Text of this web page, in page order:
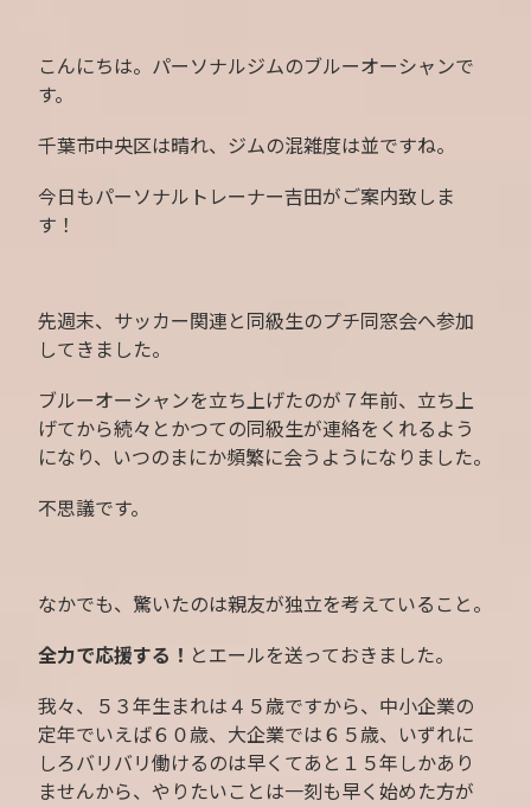
こんにちは。パーソナルジムのブルーオーシャンで
す。
千葉市中央区は晴れ、ジムの混雑度は並ですね。
今日もパーソナルトレーナー吉田がご案内致しま
す！
先週末、サッカー関連と同級生のプチ同窓会へ参加
してきました。
ブルーオーシャンを立ち上げたのが７年前、立ち上
げてから続々とかつての同級生が連絡をくれるよう
になり、いつのまにか頻繁に会うようになりました。
不思議です。
なかでも、驚いたのは親友が独立を考えていること。
全力で応援する！ とエールを送っておきました。
我々、５３年生まれは４５歳ですから、中小企業の
定年でいえば６０歳、大企業では６５歳、いずれに
しろバリバリ働けるのは早くてあと１５年しかあり
ませんから、やりたいことは一刻も早く始めた方が